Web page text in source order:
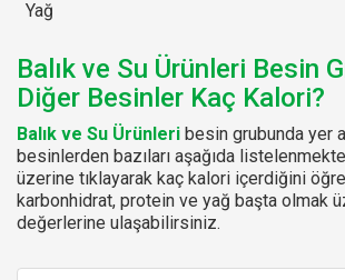
Yağ
Balık ve Su Ürünleri Besin
Diğer Besinler Kaç Kalori?
Balık ve Su Ürünleri besin grubunda yer
besinlerden bazıları aşağıda
üzerine tıklayarak kaç kalori içerdiğini
karbonhidrat, protein ve yağ başta olmak
değerlerine ulaşabilirsiniz.